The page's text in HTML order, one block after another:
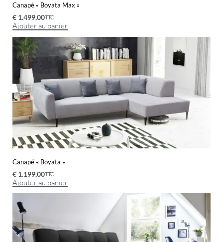
Canapé « Boyata Max »
€ 1.499,00TTC
Ajouter au panier
Canapé « Boyata »
€ 1.199,00TTC
Ajouter au panier